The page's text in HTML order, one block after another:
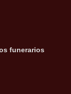
funerarios